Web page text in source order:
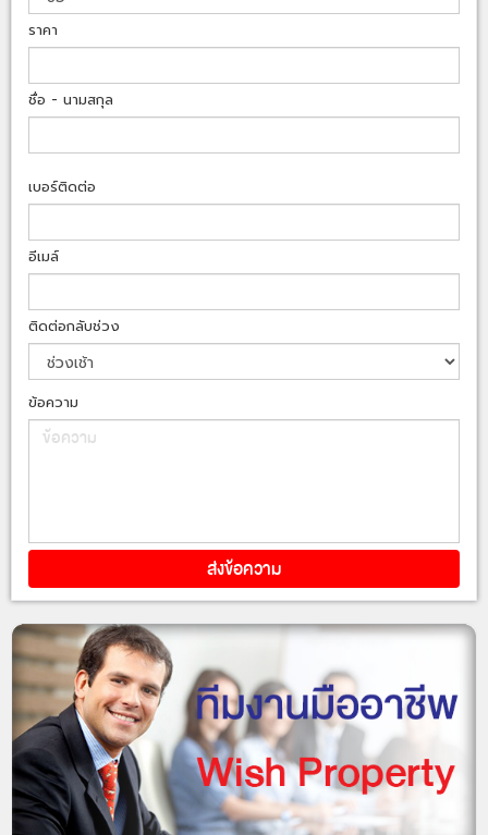
ราคา
ชื่อ - นามสกุล
เบอร์ติดต่อ
อีเมล์
ติดต่อกลับช่วง
ข้อความ